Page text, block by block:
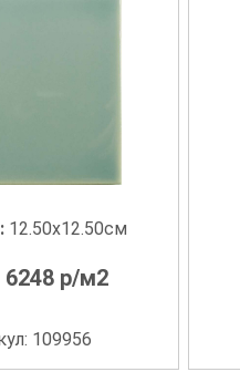
12.50x12.50см
6248р/м2
109956